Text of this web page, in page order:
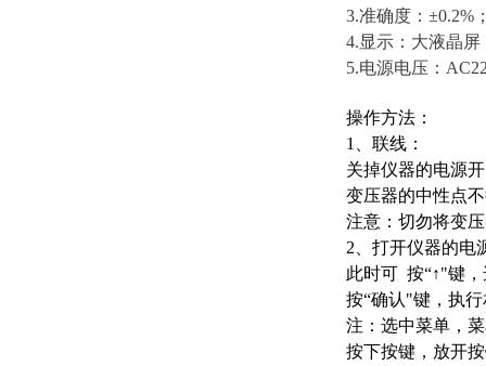
3.准确度：±0.2%
4.显示：大液晶
5.电源电压：
操作方法：
1、联线：
关掉仪器的电源
变压器的中性点
注意：切勿将变
2、打开仪器的电
此时可 按“↑"键
按“确认"键，执
注：选中菜单，
按下按键，放开